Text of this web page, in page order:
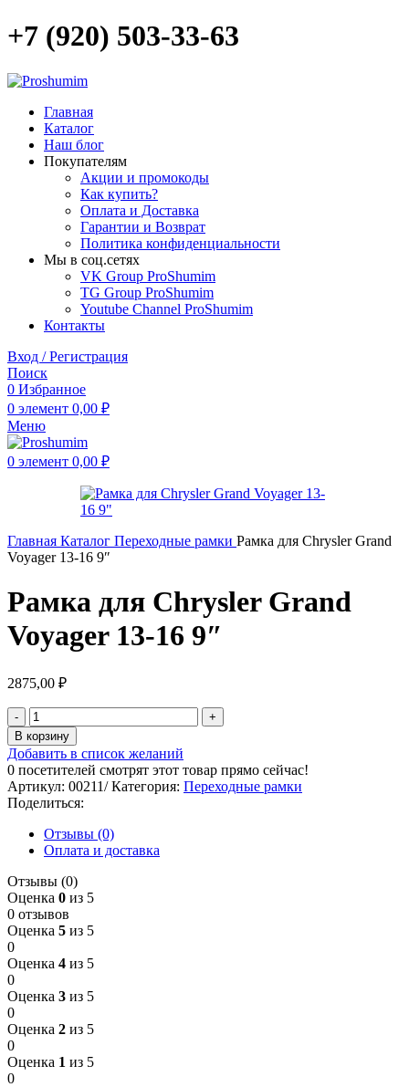
+7 (920) 503-33-63
Главная
Каталог
Наш блог
Покупателям
Акции и промокоды
Как купить?
Оплата и Доставка
Гарантии и Возврат
Политика конфиденциальности
Мы в соц.сетях
VK Group ProShumim
TG Group ProShumim
Youtube Channel ProShumim
Контакты
Вход / Регистрация
Поиск
0 Избранное
0 элемент 0,00 ₽
Меню
0 элемент 0,00 ₽
Главная Каталог Переходные рамки Рамка для Chrysler Grand
Voyager 13-16 9″
Рамка для Chrysler Grand
Voyager 13-16 9″
2875,00 ₽
В корзину
Добавить в список желаний
0 посетителей смотрят этот товар прямо сейчас!
Артикул: 00211/Категория: Переходные рамки
Поделиться:
Отзывы (0)
Оплата и доставка
Отзывы (0)
Оценка 0 из 5
0 отзывов
Оценка 5 из 5
0
Оценка 4 из 5
0
Оценка 3 из 5
0
Оценка 2 из 5
0
Оценка 1 из 5
0